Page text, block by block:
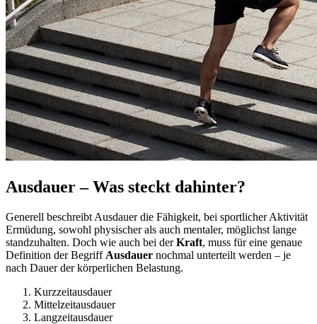
Ausdauer – Was steckt dahinter?
Generell beschreibt Ausdauer die Fähigkeit, bei sportlicher Aktivität
Ermüdung, sowohl physischer als auch mentaler, möglichst lange
standzuhalten. Doch wie auch bei derKraft, muss für eine genaue
Definition der Begriff Ausdauer nochmal unterteilt werden – je
nach Dauer der körperlichen Belastung.
Kurzzeitausdauer
Mittelzeitausdauer
Langzeitausdauer